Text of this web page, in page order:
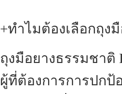
+ทำไมต้องเลือกถุง
ถุงมือยางธรรมชาติ
ผู้ที่ต้องการการปก